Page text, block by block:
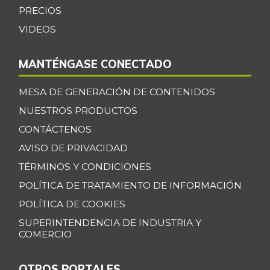
Ciruela negra
Ciruela roja
07/25/2026 +4,92%
Coco
03/25/2017
$ 4.000,00
Coliflor
(condimento)
07/25/2026
$ 24.011,00
Curuba
PRECIOS
VIDEOS
MANTÉNGASE CONECTADO
MESA DE GENERACIÓN DE CONTENIDOS
NUESTROS PRODUCTOS
CONTÁCTENOS
AVISO DE PRIVACIDAD
TÉRMINOS Y CONDICIONES
POLÍTICA DE TRATAMIENTO DE INFORMACIÓN
POLÍTICA DE COOKIES
SUPERINTENDENCIA DE INDUSTRIA Y
COMERCIO